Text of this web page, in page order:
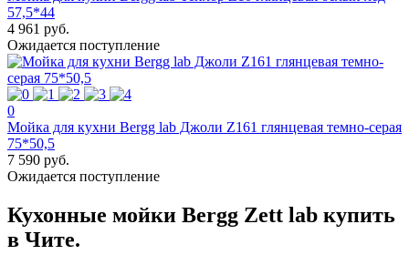
57,5*44
4 961 руб.
Ожидается поступление
0
Мойка для кухни Bergg lab Джоли Z161 глянцевая темно-серая
75*50,5
7 590 руб.
Ожидается поступление
Кухонные мойки Bergg Zett lab купить
в Чите.